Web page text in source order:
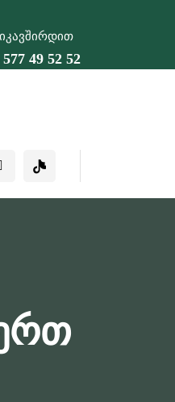
577 49 52 52